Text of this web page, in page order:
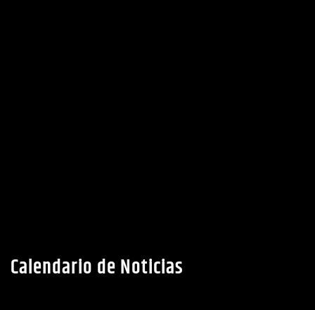
Calendario de Noticias